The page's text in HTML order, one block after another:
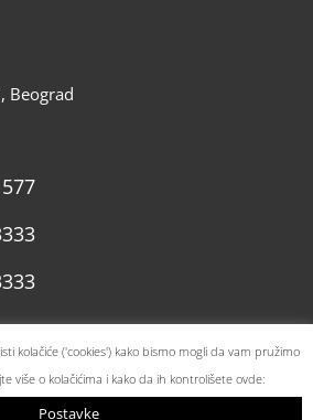
Beograd
kolačiće ('cookies') kako bismo mogli da vam pružimo
više o kolačićima i kako da ih kontrolišete ovde:
Postavke